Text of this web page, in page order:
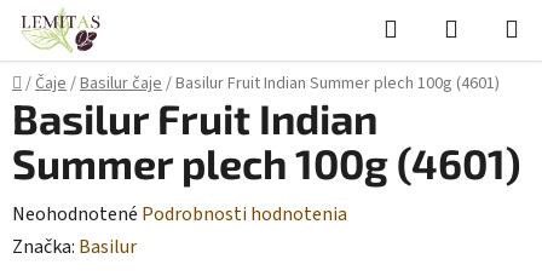
Prejsť
obsah
Hľadať
KOŠÍK
Domov
/Čaje/Basilur čaje/Basilur Fruit Indian Summer plech 100g (4601)
Basilur Fruit Indian
Summer plech 100g (4601)
Priemerné
hodnotenie
Neohodnotené Podrobnosti hodnotenia
Značka: Basilur